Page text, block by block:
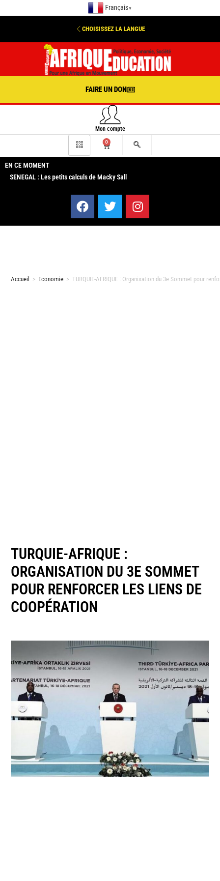
Français ▼
CHOISISSEZ LA LANGUE
FAIRE UN DON
Mon compte
0
EN CE MOMENT
SENEGAL : Les petits calculs de Macky Sall
Accueil > Economie > TURQUIE-AFRIQUE : Organisation du 3e Sommet pour
TURQUIE-AFRIQUE :
ORGANISATION DU 3E SOMMET
POUR RENFORCER LES LIENS DE
COOPÉRATION